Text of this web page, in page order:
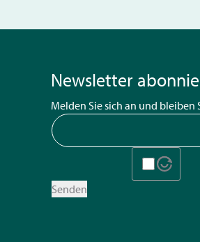
Newsletter
Melden Sie sich an und bleiben
Senden